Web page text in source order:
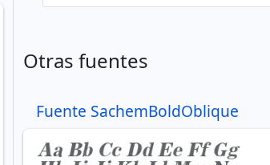
Otras fuentes
Fuente SachemBoldOblique